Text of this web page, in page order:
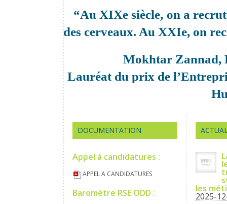
“Au XIXe siècle, on a
des cerveaux. Au XXIe, on
Mokhtar Zannad,
Lauréat du prix de
DOCUMENTATION
Appel à candidatures :
APPEL A CANDIDATURES
Baromètre RSE ODD : les
2025-